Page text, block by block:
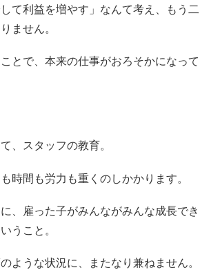
して利益を増やす」なんて考え、もう二
ません。
とで、本来の仕事がおろそかになって
、スタッフの教育。
時間も労力も重くのしかかります。
、雇った子がみんながみんな成長でき
うこと。
ような状況に、またなり兼ねません。